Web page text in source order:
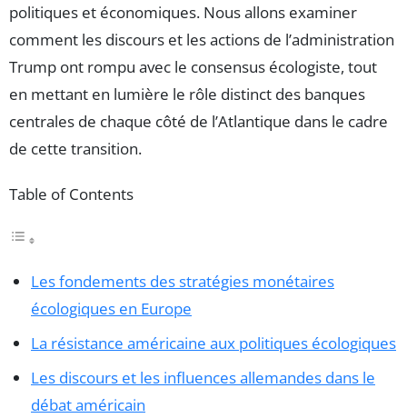
politiques et économiques. Nous allons examiner
comment les discours et les actions de l’administration
Trump ont rompu avec le consensus écologiste, tout
en mettant en lumière le rôle distinct des banques
centrales de chaque côté de l’Atlantique dans le cadre
de cette transition.
Table of Contents
Les fondements des stratégies monétaires
écologiques en Europe
La résistance américaine aux politiques écologiques
Les discours et les influences allemandes dans le
débat américain